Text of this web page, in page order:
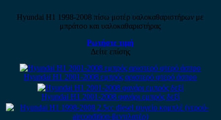
Hyundai H1 1998-2008 πίσω μοτέρ υαλοκαθαριστήρων με
μπράτσο και υαλοκαθαριστήρας
Ρωτήστε τιμή
Δείτε επίσης
Hyundai H1 2001-2008 εμπρός αριστερό φτερό άσπρο
Hyundai H1 2001-2008 φανάρι εμπρός δεξί